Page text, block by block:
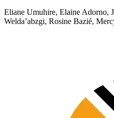
Eliane Umuhire, Elaine Adorno,
Welda’abzgi, Rosine Bazié,